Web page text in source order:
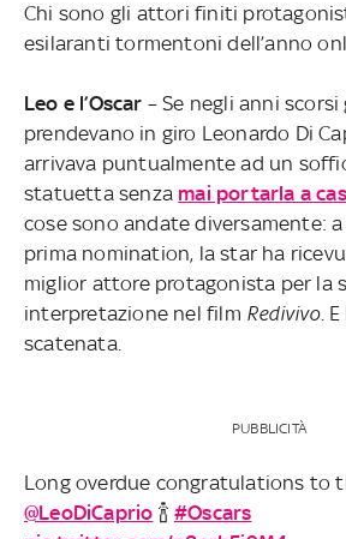
Chi sono gli attori finiti
esilaranti tormentoni dell’anno
Leo e l’Oscar – Se negli anni
prendevano in giro Leonardo Di
arrivava puntualmente ad un
statuetta senza mai portarla a
cose sono andate diversamente:
prima nomination, la star ha
miglior attore protagonista per la
interpretazione nel film Redivivo.
scatenata.
PUBBLICITÀ
Long overdue congratulations to
@LeoDiCaprio 🍾 #Oscars